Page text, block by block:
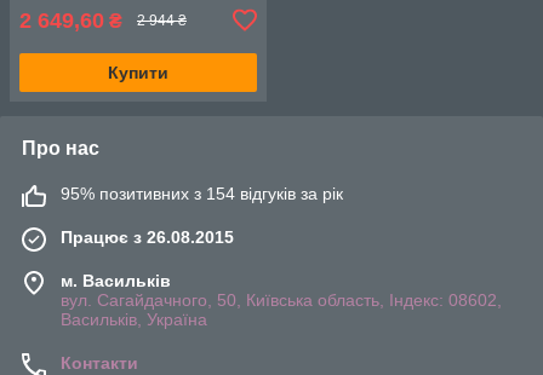
2 649,60 ₴ 2 944 ₴
Купити
Про нас
95% позитивних з 154 відгуків за рік
Працює з 26.08.2015
м. Васильків
вул. Сагайдачного, 50, Київська область, Індекс: 08602,
Васильків, Україна
Контакти